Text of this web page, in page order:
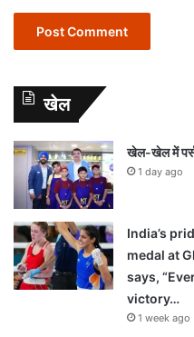
खेल
खेल-खेल में
1 day ago
India’s
medal at
says,
victory…
1 week ago